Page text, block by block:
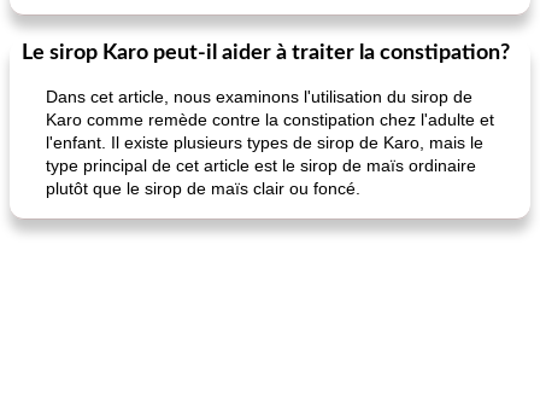
Le sirop Karo peut-il aider à traiter la constipation?
Dans cet article, nous examinons l'utilisation du sirop de
Karo comme remède contre la constipation chez l'adulte et
l'enfant. Il existe plusieurs types de sirop de Karo, mais le
type principal de cet article est le sirop de maïs ordinaire
plutôt que le sirop de maïs clair ou foncé.